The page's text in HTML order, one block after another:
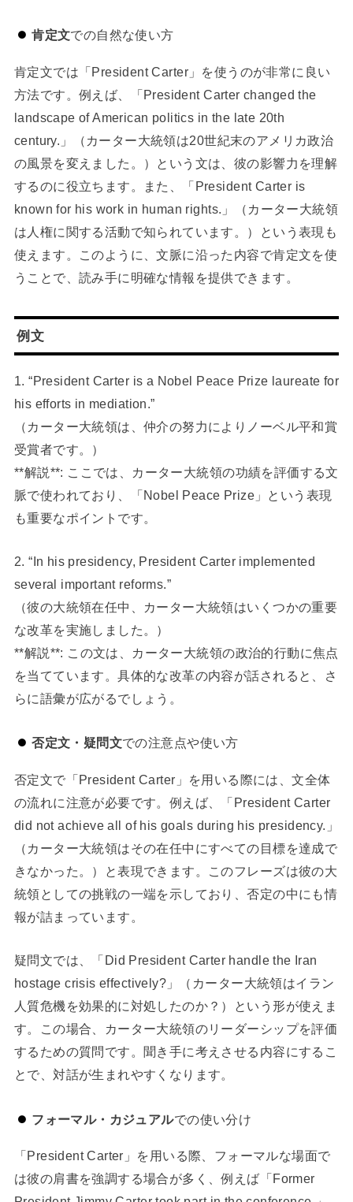
肯定文での自然な使い方
肯定文では「President Carter」を使うのが非常に良い
方法です。例えば、「President Carter changed the
landscape of American politics in the late 20th
century.」（カーター大統領は20世紀末のアメリカ政治
の風景を変えました。）という文は、彼の影響力を理解
するのに役立ちます。また、「President Carter is
known for his work in human rights.」（カーター大統領
は人権に関する活動で知られています。）という表現も
使えます。このように、文脈に沿った内容で肯定文を使
うことで、読み手に明確な情報を提供できます。
例文
1. “President Carter is a Nobel Peace Prize laureate for
his efforts in mediation.”
（カーター大統領は、仲介の努力によりノーベル平和賞
受賞者です。）
**解説**: ここでは、カーター大統領の功績を評価する文
脈で使われており、「Nobel Peace Prize」という表現
も重要なポイントです。
2. “In his presidency, President Carter implemented
several important reforms.”
（彼の大統領在任中、カーター大統領はいくつかの重要
な改革を実施しました。）
**解説**: この文は、カーター大統領の政治的行動に焦点
を当てています。具体的な改革の内容が話されると、さ
らに語彙が広がるでしょう。
否定文・疑問文での注意点や使い方
否定文で「President Carter」を用いる際には、文全体
の流れに注意が必要です。例えば、「President Carter
did not achieve all of his goals during his presidency.」
（カーター大統領はその在任中にすべての目標を達成で
きなかった。）と表現できます。このフレーズは彼の大
統領としての挑戦の一端を示しており、否定の中にも情
報が詰まっています。
疑問文では、「Did President Carter handle the Iran
hostage crisis effectively?」（カーター大統領はイラン
人質危機を効果的に対処したのか？）という形が使えま
す。この場合、カーター大統領のリーダーシップを評価
するための質問です。聞き手に考えさせる内容にするこ
とで、対話が生まれやすくなります。
フォーマル・カジュアルでの使い分け
「President Carter」を用いる際、フォーマルな場面で
は彼の肩書を強調する場合が多く、例えば「Former